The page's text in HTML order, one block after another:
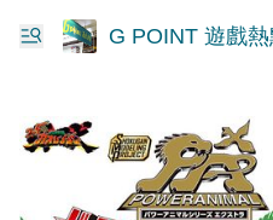
G POINT 遊戲